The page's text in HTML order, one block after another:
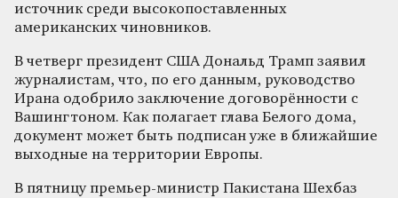
источник среди высокопоставленных
американских чиновников.
В четверг президент США Дональд Трамп заявил
журналистам, что, по его данным, руководство
Ирана одобрило заключение договорённости с
Вашингтоном. Как полагает глава Белого дома,
документ может быть подписан уже в ближайшие
выходные на территории Европы.
В пятницу премьер-министр Пакистана Шехбаз